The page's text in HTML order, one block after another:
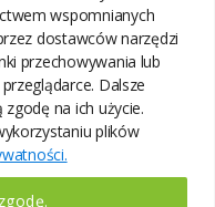
wspomnianych
dostawców narzędzi
przechowywania lub
Dalsze
na ich użycie.
plików